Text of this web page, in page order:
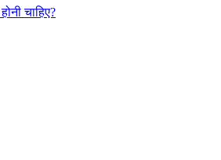
चाहिए?